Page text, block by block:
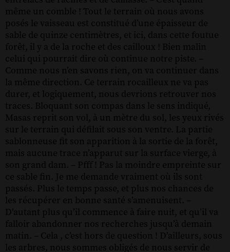
même un comble ! Tout le terrain où nous avons
posés le vaisseau est constitué d’une épaisseur de
sable de quinze centimètres, et ici, dans cette foutue
forêt, il y a de la roche et des cailloux ! Bien malin
celui qui pourrait dire où continue notre piste. –
Comme nous n’en savons rien, on va continuer dans
la même direction. Ce terrain rocailleux ne va pas
durer, et logiquement, nous devrions retrouver nos
traces. Bloquant son compas dans le sens indiqué,
Masas reprit son vol, à un mètre du sol, les yeux rivés
sur le terrain qui défilait sous son ventre. La partie
sablonneuse fit son apparition à la sortie de la forêt,
mais aucune trace n’apparut sur la surface vierge, à
son grand dam. – Pfff ! Pas la moindre empreinte sur
ce sable fin. Je me demande vraiment où ils sont
passés. Plus le temps passe, et plus nos chances de
les récupérer en bonne santé s’amenuisent. –
D’autant plus qu’il commence à faire nuit, et qu’il va
falloir abandonner nos recherches jusqu’à demain
matin. – Cela , c’est hors de question ! D’ailleurs, sous
les arbres, nous sommes obligés de nous servir de